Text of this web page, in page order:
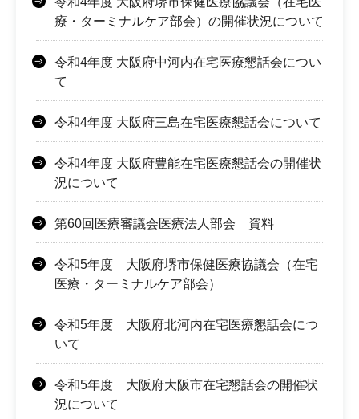
療・ターミナルケア部会）の開催状況について
令和4年度 大阪府中河内在宅医療懇話会につい
て
令和4年度 大阪府三島在宅医療懇話会について
令和4年度 大阪府豊能在宅医療懇話会の開催状
況について
第60回医療審議会医療法人部会 資料
令和5年度 大阪府堺市保健医療協議会（在宅
医療・ターミナルケア部会）
令和5年度 大阪府北河内在宅医療懇話会につ
いて
令和5年度 大阪府大阪市在宅懇話会の開催状
況について